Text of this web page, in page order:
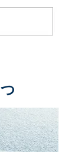
つ